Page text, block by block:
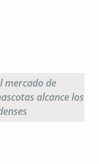
mercado de
alcance los